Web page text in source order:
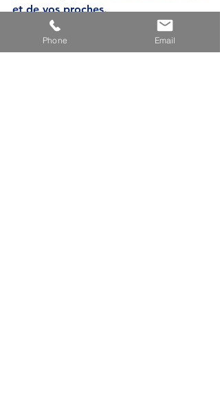
et de vos proches.
Très cordialement,
Phone Email